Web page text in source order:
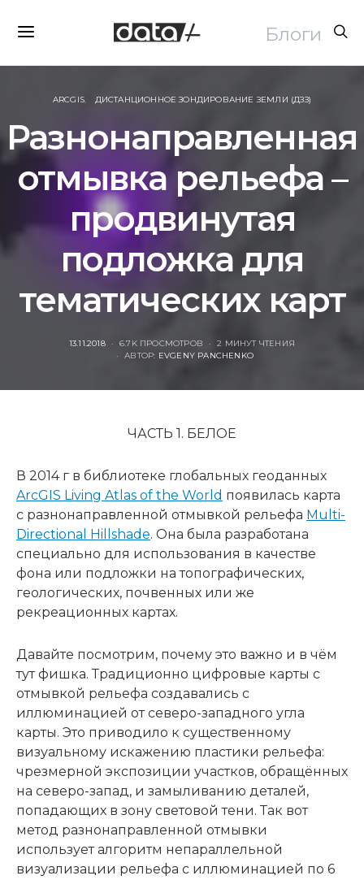
Блоги
ARCGIS ДИСТАНЦИОННОЕ ЗОНДИРОВАНИЕ ЗЕМЛИ (ДЗЗ)
Разнонаправленная
отмывка рельефа –
продвинутая
подложка для
тематических карт
POSTED
13.11.2018 6.7K ПРОСМОТРОВ
2 МИНУТ ЧТЕНИЯ
АВТОР: EVGENY PANCHENKO
ЧАСТЬ 1. БЕЛОЕ
В 2014 г в библиотеке глобальных геоданных
ArcGIS Living Atlas of the World появилась карта
с разнонаправленной отмывкой рельефа Multi-
Directional Hillshade. Она была разработана
специально для использования в качестве
фона или подложки на топографических,
геологических, почвенных или же
рекреационных картах.
Давайте посмотрим, почему это важно и в чём
тут фишка. Традиционно цифровые карты с
отмывкой рельефа создавались с
иллюминацией от северо-западного угла
карты. Это приводило к существенному
визуальному искажению пластики рельефа:
чрезмерной экспозиции участков, обращённых
на северо-запад, и замыливанию деталей,
попадающих в зону световой тени. Так вот
метод разнонаправленной отмывки
использует алгоритм непараллельной
визуализации рельефа с иллюминацией по 6